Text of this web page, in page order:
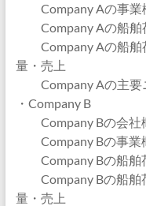
Company Aの事業
Company Aの船舶
Company Aの船舶
量・売上
Company Aの主要
・Company B
Company Bの会社
Company Bの事業
Company Bの船舶
Company Bの船舶
量・売上